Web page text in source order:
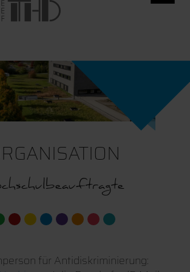
für Antidiskriminierung: